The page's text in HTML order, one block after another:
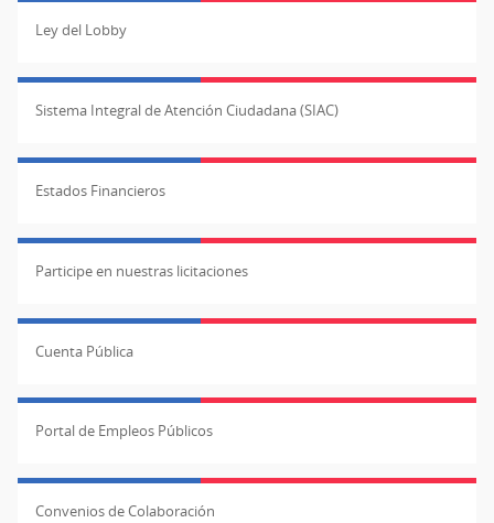
Ley del Lobby
Sistema Integral de Atención Ciudadana (SIAC)
Estados Financieros
Participe en nuestras licitaciones
Cuenta Pública
Portal de Empleos Públicos
Convenios de Colaboración